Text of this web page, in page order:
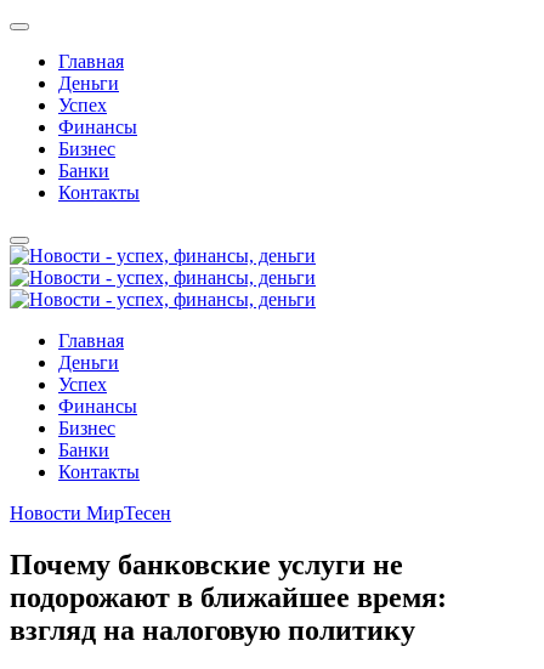
Главная
Деньги
Успех
Финансы
Бизнес
Банки
Контакты
Главная
Деньги
Успех
Финансы
Бизнес
Банки
Контакты
Новости МирТесен
Почему банковские услуги не
подорожают в ближайшее время:
взгляд на налоговую политику